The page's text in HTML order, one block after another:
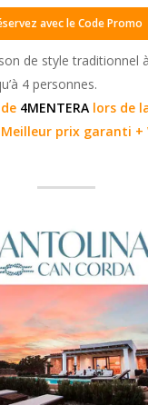
avec le Code Promo
de style traditionnel
4 personnes.
4MENTERA lors de
prix garanti +